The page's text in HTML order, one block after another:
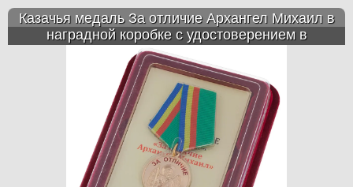
Казачья медаль За отличие Архангел Михаил в
наградной коробке с удостоверением в
комплекте